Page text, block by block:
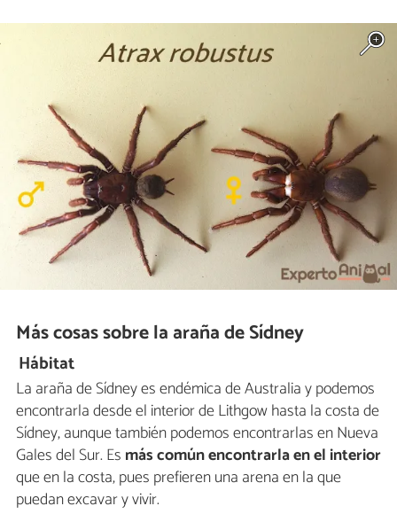
Más cosas sobre la araña de Sídney
Hábitat
La araña de Sídney es endémica de Australia y podemos
encontrarla desde el interior de Lithgow hasta la costa de
Sídney, aunque también podemos encontrarlas en Nueva
Gales del Sur. Es más común encontrarla en el interior
que en la costa, pues prefieren una arena en la que
puedan excavar y vivir.